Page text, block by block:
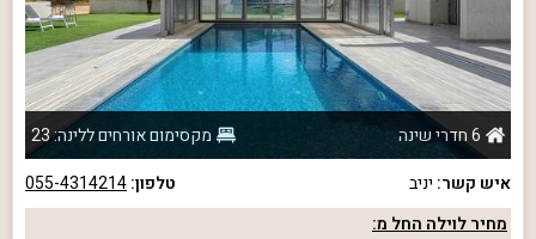
6 חדרי שינה
מקסימום אורחים ללינה: 23
איש קשר: יניב טלפון:055-4314214
מחיר לוילה החל מ: